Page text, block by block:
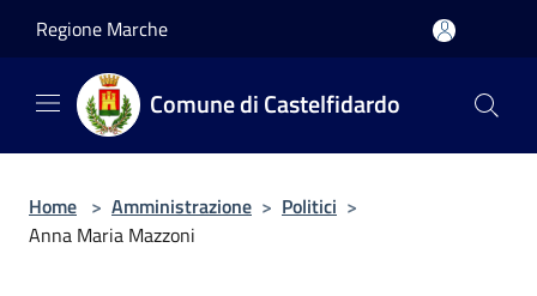
Regione Marche
Comune di Castelfidardo
Home > Amministrazione > Politici >
Anna Maria Mazzoni